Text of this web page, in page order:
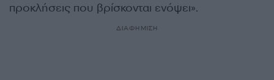
προκλήσεις που βρίσκονται ενόψει».
ΔΙΑΦΗΜΙΣΗ